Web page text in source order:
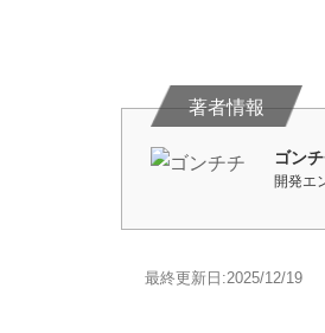
ゴン
開発エ
最終更新日:2025/12/19